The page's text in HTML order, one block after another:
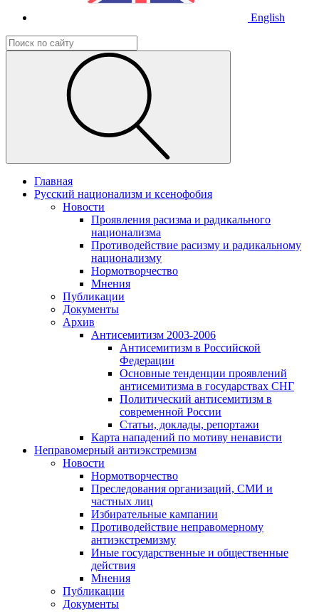
English
Главная
Русский национализм и ксенофобия
Новости
Проявления расизма и радикального
национализма
Противодействие расизму и радикальному
национализму
Нормотворчество
Мнения
Публикации
Документы
Архив
Антисемитизм 2003-2006
Антисемитизм в Российской
Федерации
Основные тенденции проявлений
антисемитизма в государствах СНГ
Политический антисемитизм в
современной России
Статьи, доклады, репортажи
Карта нападений по мотиву ненависти
Неправомерный антиэкстремизм
Новости
Нормотворчество
Преследования организаций, СМИ и
частных лиц
Избирательные кампании
Противодействие неправомерному
антиэкстремизму
Иные государственные и общественные
действия
Мнения
Публикации
Документы